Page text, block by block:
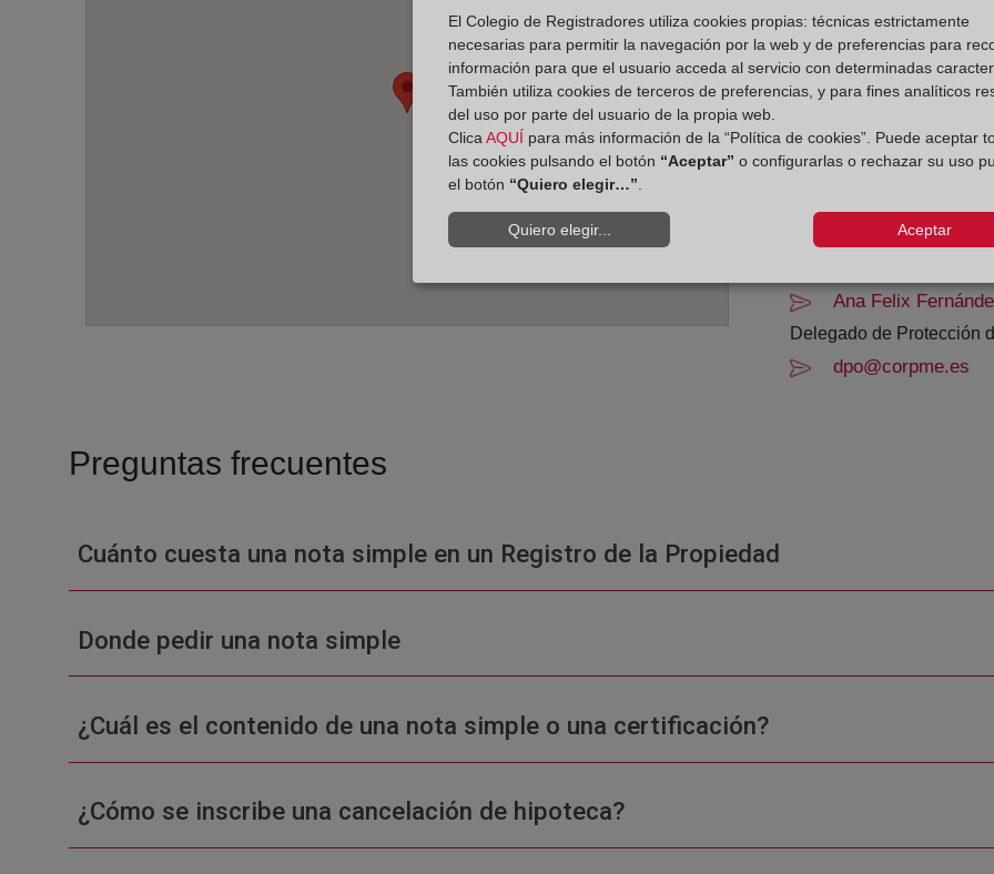
De lunes a viernes de
Agosto: De lunes a
Los días 24 y 31 de
Datos de contacto:
Ana Felix
Delegado de Protección
dpo@corpme.es
Preguntas frecuentes
Cuánto cuesta una nota simple en un Registro de la Propiedad
Donde pedir una nota simple
¿Cuál es el contenido de una nota simple o una certificación?
¿Cómo se inscribe una cancelación de hipoteca?
El Colegio de Registradores utiliza cookies propias: técnicas estrictamente
necesarias para permitir la navegación por la web y de preferencias para
información para que el usuario acceda al servicio con determinadas
También utiliza cookies de terceros de preferencias, y para fines analíticos
del uso por parte del usuario de la propia web.
ClicaAQUÍ para más información de la “Política de cookies”. Puede aceptar
las cookies pulsando el botón “Aceptar” o configurarlas o rechazar su uso
el botón “Quiero elegir…”.
Quiero elegir... Aceptar